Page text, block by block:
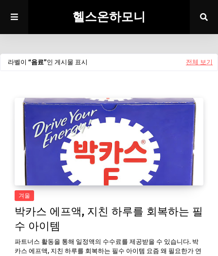
헬스온하모니
라벨이 음료 인 게시물 표시 전체 보기
겨울
박카스 에프액, 지친 하루를 회복하는 필
수 아이템
파트너스 활동을 통해 일정액의 수수료를 제공받을 수 있습니다. 박
카스 에프액, 지친 하루를 회복하는 필수 아이템 요즘 왜 필요한가 연